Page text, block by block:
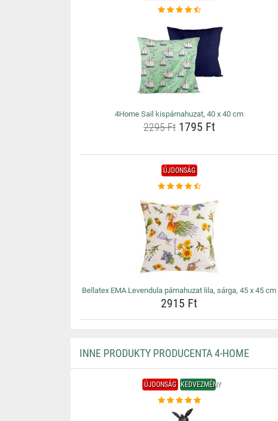
4Home Sail kispárnahuzat, 40 x 40 cm
2295 Ft1795 Ft
ÚJDONSÁG
Bellatex EMA Levendula párnahuzat lila, sárga, 45 x 45 cm
2915 Ft
INNE PRODUKTY PRODUCENTA 4-HOME
ÚJDONSÁG KEDVEZMÉNY